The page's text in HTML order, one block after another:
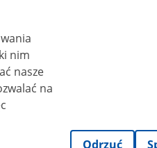
treści audiowizualnych), są
autorstwa - na tych samych
w tym zdjęcia, materiały audio i wideo,
autorstwa użycie niekomercyjne -
jest to stwierdzone inaczej.
nasze
Odrzuć